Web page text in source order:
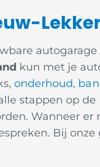
kun met je
onderhoud,
stappen op
Wanneer
Bij